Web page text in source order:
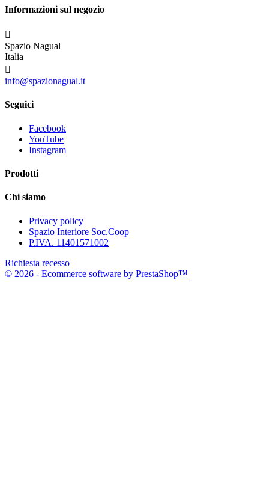
Informazioni sul negozio

Spazio Nagual
Italia

info@spazionagual.it
Seguici
Facebook
YouTube
Instagram
Prodotti
Chi siamo
Privacy policy
Spazio Interiore Soc.Coop
P.IVA. 11401571002
Richiesta recesso
© 2026 - Ecommerce software by PrestaShop™